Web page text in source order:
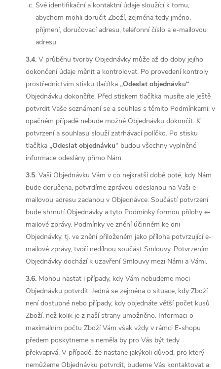
Své identifikační a kontaktní údaje sloužící k tomu,
abychom mohli doručit Zboží, zejména tedy jméno,
příjmení, doručovací adresu, telefonní číslo a e-mailovou
adresu.
3.4. V průběhu tvorby Objednávky může až do doby jejího
dokončení údaje měnit a kontrolovat. Po provedení kontroly
prostřednictvím stisku tlačítka „Odeslat objednávku“
Objednávku dokončíte. Před stiskem tlačítka musíte ale ještě
potvrdit Vaše seznámení se a souhlas s těmito Podmínkami, v
opačném případě nebude možné Objednávku dokončit. K
potvrzení a souhlasu slouží zatrhávací políčko. Po stisku
tlačítka „Odeslat objednávku“ budou všechny vyplněné
informace odeslány přímo Nám.
3.5. Vaši Objednávku Vám v co nejkratší době poté, kdy Nám
bude doručena, potvrdíme zprávou odeslanou na Vaši e-
mailovou adresu zadanou v Objednávce. Součástí potvrzení
bude shrnutí Objednávky a tyto Podmínky formou přílohy e-
mailové zprávy. Podmínky ve znění účinném ke dni
Objednávky, tj. ve znění přiloženém jako příloha potvrzující e-
mailové zprávy, tvoří nedílnou součást Smlouvy. Potvrzením
Objednávky dochází k uzavření Smlouvy mezi Námi a Vámi.
3.6. Mohou nastat i případy, kdy Vám nebudeme moci
Objednávku potvrdit. Jedná se zejména o situace, kdy Zboží
není dostupné nebo případy, kdy objednáte větší počet kusů
Zboží, než kolik je z naší strany umožněno. Informaci o
maximálním počtu Zboží Vám však vždy v rámci E-shopu
předem poskytneme a neměla by pro Vás být tedy
překvapivá. V případě, že nastane jakýkoli důvod, pro který
nemůžeme Objednávku potvrdit, budeme Vás kontaktovat a